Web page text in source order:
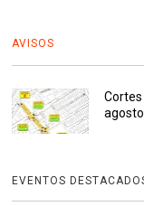
AVISOS
Cortes
EVENTOS